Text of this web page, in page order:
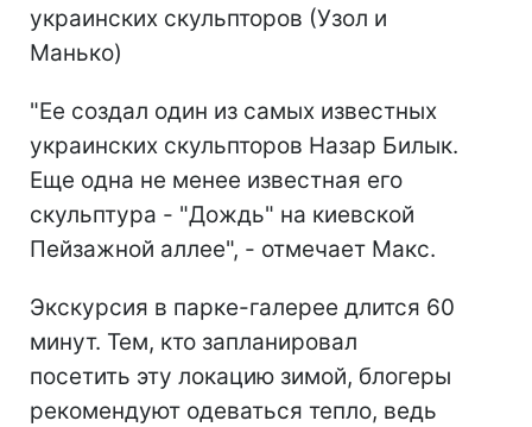
украинских скульпторов (Узол и
Манько)
"Ее создал один из самых известных
украинских скульпторов Назар Билык.
Еще одна не менее известная его
скульптура - "Дождь" на киевской
Пейзажной аллее", - отмечает Макс.
Экскурсия в парке-галерее длится 60
минут. Тем, кто запланировал
посетить эту локацию зимой, блогеры
рекомендуют одеваться тепло, ведь